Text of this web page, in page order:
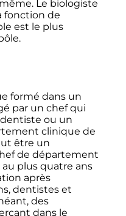
Le biologiste
fonction de
est le plus
formé dans un
par un chef qui
ou un
clinique de
être un
de département
plus quatre ans
après
dentistes et
des
dans le